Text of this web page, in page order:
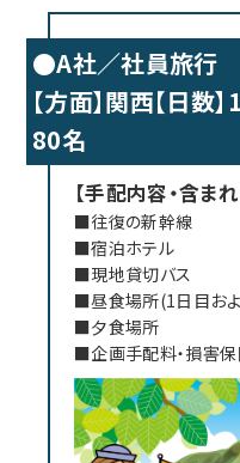
●A社／社員旅行
【方面】関西【日数
80名
【手配内容・含ま
■往復の新幹線
■宿泊ホテル
■現地貸切バス
■昼食場所(1日目お
■夕食場所
■企画手配料・損害